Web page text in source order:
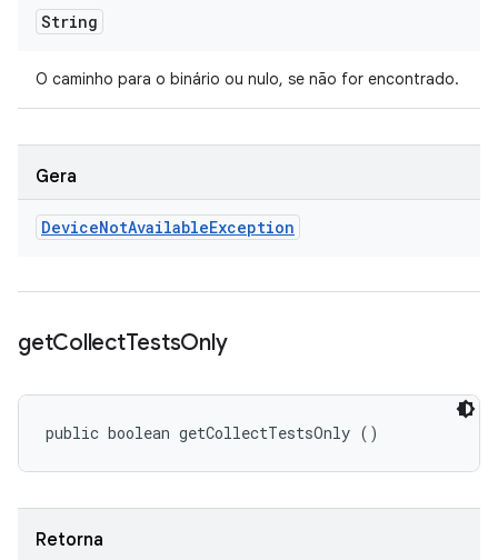
String
O caminho para o binário ou nulo, se não for encontrado.
Gera
DeviceNotAvailableException
getCollectTestsOnly
public boolean getCollectTestsOnly ()
Retorna